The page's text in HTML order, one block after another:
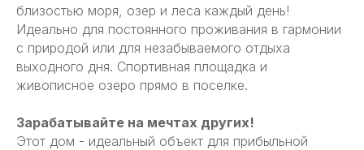
близостью моря, озер и леса каждый день!
Идеально для постоянного проживания в гармонии
с природой или для незабываемого отдыха
выходного дня. Спортивная площадка и
живописное озеро прямо в поселке.
Зарабатывайте на мечтах других!
Этот дом - идеальный объект для прибыльной